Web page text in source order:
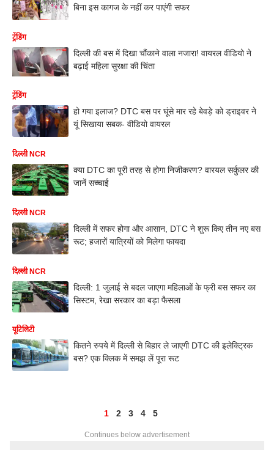
बिना इस कागज के नहीं कर पाएंगी सफर
ट्रेंडिंग
दिल्ली की बस में दिखा चौंकाने वाला नजारा! वायरल वीडियो ने
बढ़ाई महिला सुरक्षा की चिंता
ट्रेंडिंग
हो गया इलाज? DTC बस पर घूंसे मार रहे बेवड़े को ड्राइवर ने
यूं सिखाया सबक- वीडियो वायरल
दिल्ली NCR
क्या DTC का पूरी तरह से होगा निजीकरण? वारयल सर्कुलर की
जानें सच्चाई
दिल्ली NCR
दिल्ली में सफर होगा और आसान, DTC ने शुरू किए तीन नए बस
रूट; हजारों यात्रियों को मिलेगा फायदा
दिल्ली NCR
दिल्ली: 1 जुलाई से बदल जाएगा महिलाओं के फ्री बस सफर का
सिस्टम, रेखा सरकार का बड़ा फैसला
यूटिलिटी
कितने रुपये में दिल्ली से बिहार ले जाएगी DTC की इलेक्ट्रिक
बस? एक क्लिक में समझ लें पूरा रूट
1 2 3 4 5
Continues below advertisement